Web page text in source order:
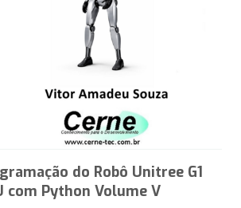
do Robô Unitree G1
com Python Volume V